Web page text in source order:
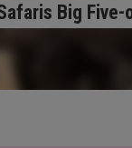
Big Five-